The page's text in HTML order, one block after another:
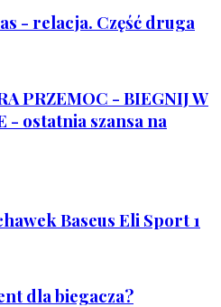
- relacja. Część druga
PRZEMOC - BIEGNIJ W
- ostatnia szansa na
Baseus Eli Sport 1
dla biegacza?